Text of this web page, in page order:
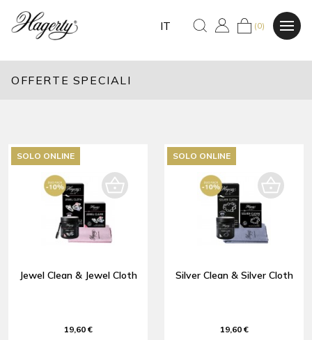
IT (0)
OFFERTE SPECIALI
Jewel Clean & Jewel Cloth
19,60 €
SOLO ONLINE
Silver Clean & Silver Cloth
19,60 €
SOLO ONLINE